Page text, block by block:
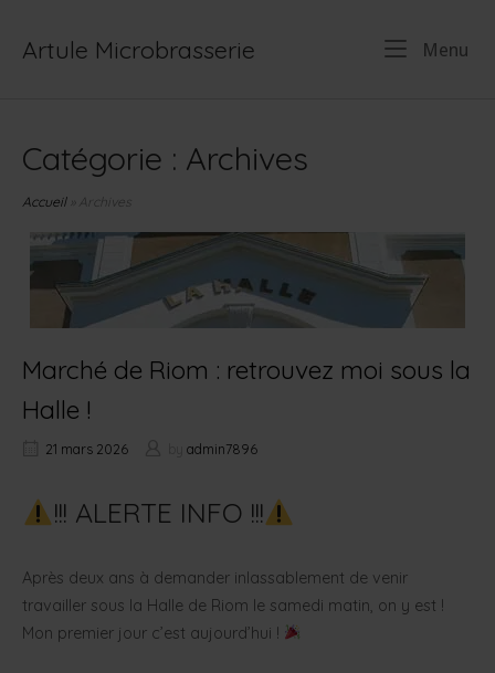
content
Artule Microbrasserie Menu
Catégorie : Archives
Accueil» Archives
Marché de Riom : retrouvez moi sous la
Halle !
21 mars 2026 admin7896
!!! ALERTE INFO !!!
Après deux ans à demander inlassablement de venir
travailler sous la Halle de Riom le samedi matin, on y est !
Mon premier jour c’est aujourd’hui !